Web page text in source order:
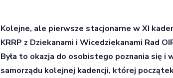
Kolejne, ale pierwsze stacjonarne w XI
KRRP z Dziekanami i Wicedziekanami Rad
Była to okazja do osobistego poznania się i
samorządu kolejnej kadencji, której